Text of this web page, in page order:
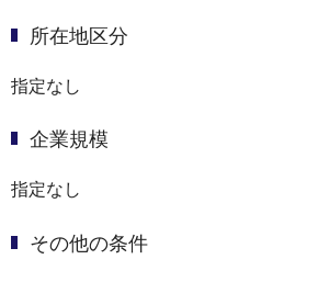
所在地区分
指定なし
企業規模
指定なし
その他の条件